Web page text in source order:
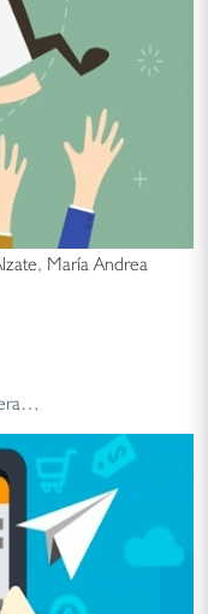
, María Andrea